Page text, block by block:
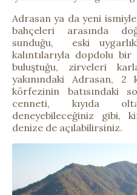
Adrasan ya da yeni
bahçeleri arasında
sunduğu, eski
kalıntılarıyla dopdolu
buluştuğu, zirveleri
yakınındaki Adrasan, 2
körfezinin batısındaki
cenneti, kıyıda
deneyebileceğiniz gibi,
denize de açılabilirsiniz.